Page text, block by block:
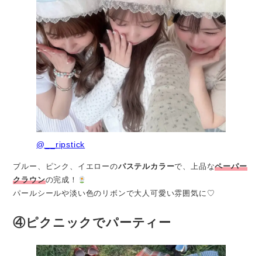
@__ripstick
ブルー、ピンク、イエローのパステルカラーで、上品なペーパー
クラウンの完成！
パールシールや淡い色のリボンで大人可愛い雰囲気に♡
④ピクニックでパーティー